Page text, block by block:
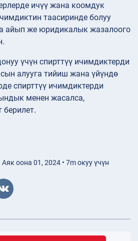
ичүү жана коомдук
таасиринде болуу
айып же юридикалык жазалоого
үчүн спирттүү ичимдиктерди
алууга тийиш жана үйүндө
спирттүү ичимдиктерди
менен жасалса,
оона 01, 2024 • 7m окуу үчүн